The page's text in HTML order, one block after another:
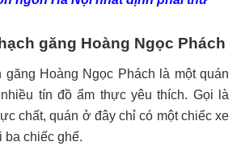
găng Hoàng Ngọc Phách
Hoàng Ngọc Phách là một quán
tín đồ ẩm thực yêu thích. Gọi là
chất, quán ở đây chỉ có một chiếc xe
ba chiếc ghế.